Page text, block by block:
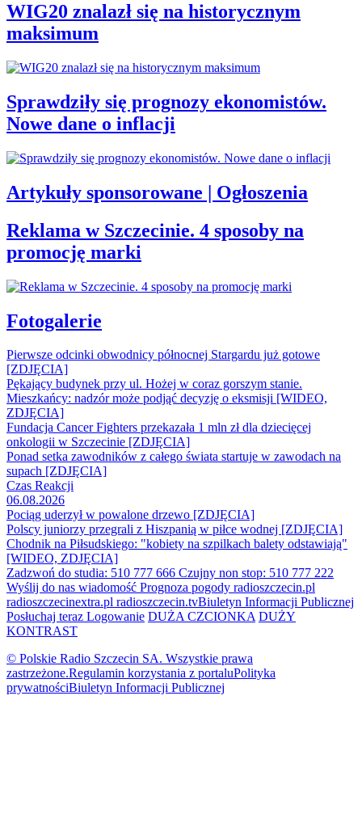
WIG20 znalazł się na historycznym
maksimum
Sprawdziły się prognozy ekonomistów.
Nowe dane o inflacji
Artykuły sponsorowane | Ogłoszenia
Reklama w Szczecinie. 4 sposoby na
promocję marki
Fotogalerie
Pierwsze odcinki obwodnicy północnej Stargardu już gotowe
[ZDJĘCIA]
Pękający budynek przy ul. Hożej w coraz gorszym stanie.
Mieszkańcy: nadzór może podjąć decyzję o eksmisji [WIDEO,
ZDJĘCIA]
Fundacja Cancer Fighters przekazała 1 mln zł dla dziecięcej
onkologii w Szczecinie [ZDJĘCIA]
Ponad setka zawodników z całego świata startuje w zawodach na
supach [ZDJĘCIA]
Czas Reakcji
06.08.2026
Pociąg uderzył w powalone drzewo [ZDJĘCIA]
Polscy juniorzy przegrali z Hiszpanią w piłce wodnej [ZDJĘCIA]
Chodnik na Piłsudskiego: "kobiety na szpilkach balety odstawiają"
[WIDEO, ZDJĘCIA]
Zadzwoń do studia: 510 777 666 Czujny non stop: 510 777 222
Wyślij do nas wiadomość Prognoza pogody radioszczecin.pl
radioszczecinextra.pl radioszczecin.tvBiuletyn Informacji Publicznej
Posłuchaj teraz Logowanie DUŻA CZCIONKA DUŻY
KONTRAST
© Polskie Radio Szczecin SA. Wszystkie prawa
zastrzeżone.Regulamin korzystania z portaluPolityka
prywatnościBiuletyn Informacji Publicznej